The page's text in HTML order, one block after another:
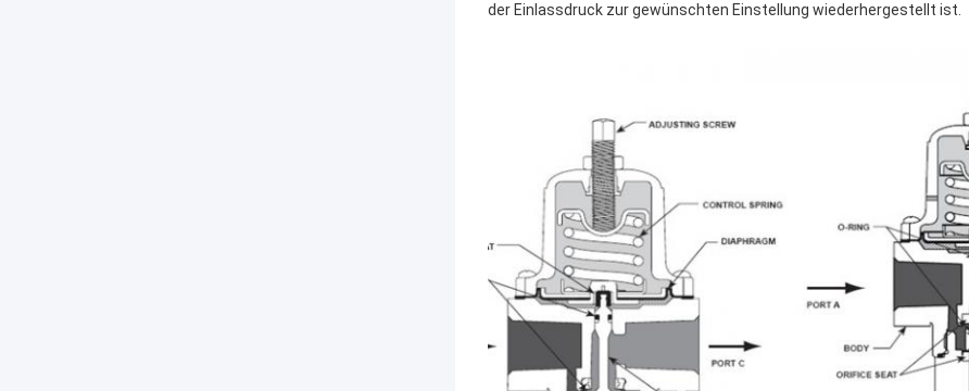
der Einlassdruck zur gewünschten Einstellung wiederhergestellt ist.